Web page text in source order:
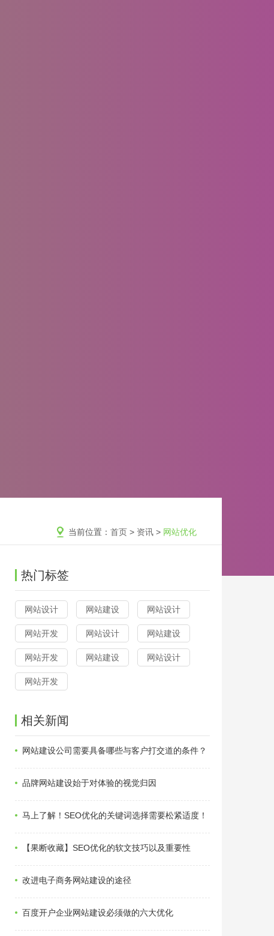
当前位置：首页 > 资讯 > 网站优化
热门标签
网站设计 网站建设 网站设计
网站开发 网站设计 网站建设
网站开发 网站建设 网站设计
网站开发
相关新闻
网站建设公司需要具备哪些与客户打交道的条件？
品牌网站建设始于对体验的视觉归因
马上了解！SEO优化的关键词选择需要松紧适度！
【果断收藏】SEO优化的软文技巧以及重要性
改进电子商务网站建设的途径
百度开户企业网站建设必须做的六大优化